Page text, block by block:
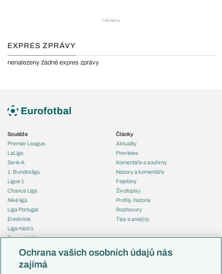
EXPRES ZPRÁVY
nenalezeny žádné expres zprávy
Soutěže
Premier League
LaLiga
Serie A
1. Bundesliga
Ligue 1
Chance Liga
Niké liga
Liga Portugal
Eredivisie
Liga mistrů
Evropská liga
Mistrovství světa
Liga národů
Články
Aktuality
Previews
Komentáře a souhrny
Názory a komentáře
Fejetony
Životopisy
Profily, historie
Rozhovory
Tipy a analýzy
Česko
Ochrana vašich osobních údajů nás
zajímá